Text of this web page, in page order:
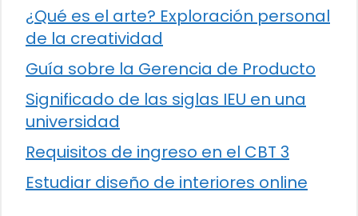
¿Qué es el arte? Exploración personal
de la creatividad
Guía sobre la Gerencia de Producto
Significado de las siglas IEU en una
universidad
Requisitos de ingreso en el CBT 3
Estudiar diseño de interiores online